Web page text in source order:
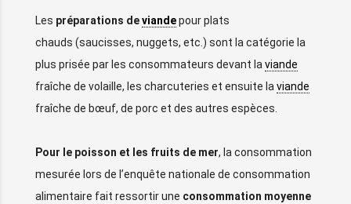
Les préparations deviandepour plats
chauds (saucisses, nuggets, etc.) sont la catégorie la
plus prisée par les consommateurs devant la viande
fraîche de volaille, les charcuteries et ensuite la viande
fraîche de bœuf, de porc et des autres espèces.
Pour le poisson et les fruits de mer, la consommation
mesurée lors de l’enquête nationale de consommation
alimentaire fait ressortir une consommation moyenne